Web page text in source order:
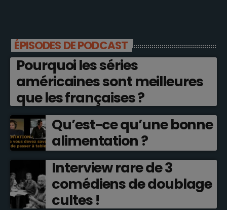
ÉPISODES DE PODCAST
Pourquoi les séries
américaines sont meilleures
que les françaises ?
Qu’est-ce qu’une bonne
alimentation ?
Interview rare de 3
comédiens de doublage
cultes !